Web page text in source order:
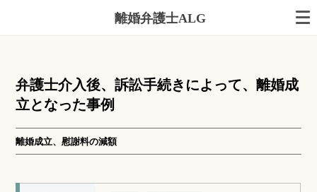
離婚弁護士ALG
弁護士介入後、訴訟手続きによって、離婚成
立となった事例
離婚成立、慰謝料の減額